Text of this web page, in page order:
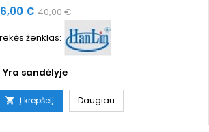
€ Bazinė
40,00 €
ženklas:
Yra sandėlyje
 Į krepšelį Daugiau